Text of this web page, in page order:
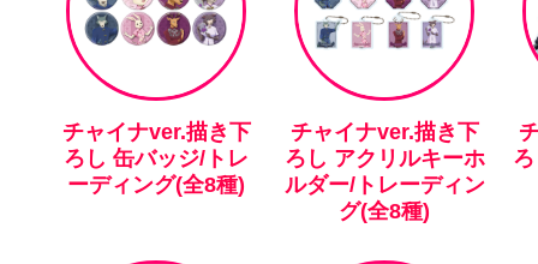
チャイナver.描き下
ろし 缶バッジ/トレ
ーディング(全8種)
チャイナver.描き下
ろし アクリルキーホ
ルダー/トレーディン
グ(全8種)